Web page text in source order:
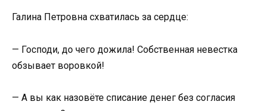
Галина Петровна схватилась за сердце:
— Господи, до чего дожила! Собственная невестка
обзывает воровкой!
— А вы как назовёте списание денег без согласия